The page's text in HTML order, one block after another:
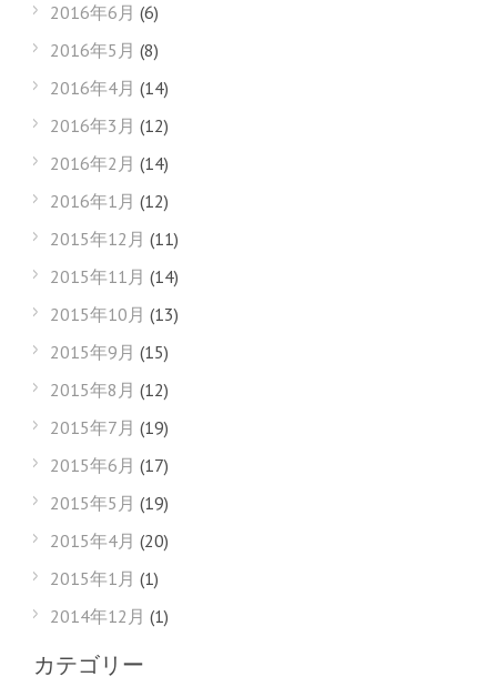
2016年6月 (6)
2016年5月 (8)
2016年4月 (14)
2016年3月 (12)
2016年2月 (14)
2016年1月 (12)
2015年12月 (11)
2015年11月 (14)
2015年10月 (13)
2015年9月 (15)
2015年8月 (12)
2015年7月 (19)
2015年6月 (17)
2015年5月 (19)
2015年4月 (20)
2015年1月 (1)
2014年12月 (1)
カテゴリー